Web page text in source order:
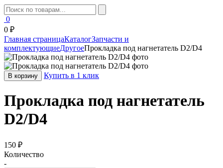
0
0 ₽
Главная страницаКаталогЗапчасти и
комплектующиеДругоеПрокладка под нагнетатель D2/D4
В корзину Купить в 1 клик
Прокладка под нагнетатель
D2/D4
150 ₽
Количество
-